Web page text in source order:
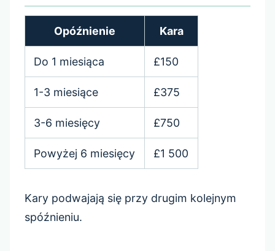
Opóźnienie Kara
Do 1 miesiąca £150
1-3 miesiące £375
3-6 miesięcy £750
Powyżej 6 miesięcy £1 500
Kary podwajają się przy drugim kolejnym
spóźnieniu.